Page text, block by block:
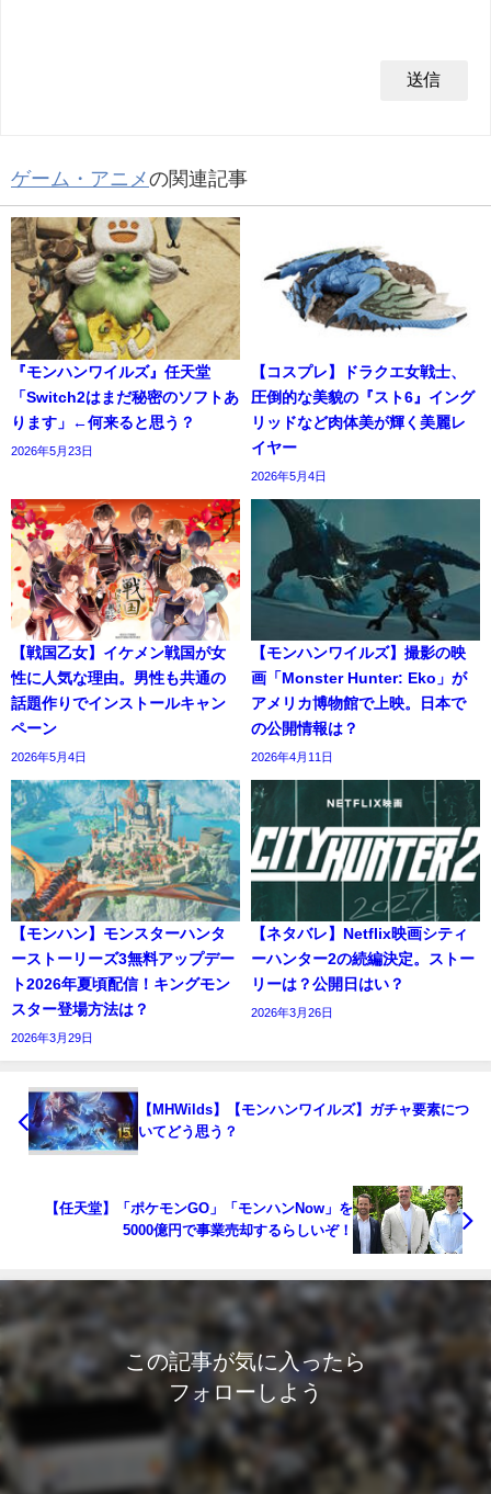
ゲーム・アニメの関連記事
『モンハンワイルズ』任天堂
「Switch2はまだ秘密のソフトあ
ります」←何来ると思う？
2026年5月23日
【コスプレ】ドラクエ女戦士、
圧倒的な美貌の『スト6』イング
リッドなど肉体美が輝く美麗レ
イヤー
2026年5月4日
【戦国乙女】イケメン戦国が女
性に人気な理由。男性も共通の
話題作りでインストールキャン
ペーン
2026年5月4日
【モンハンワイルズ】撮影の映
画「Monster Hunter: Eko」が
アメリカ博物館で上映。日本で
の公開情報は？
2026年4月11日
【モンハン】モンスターハンタ
ーストーリーズ3無料アップデー
ト2026年夏頃配信！キングモン
スター登場方法は？
2026年3月29日
【ネタバレ】Netflix映画シティ
ーハンター2の続編決定。ストー
リーは？公開日はい？
2026年3月26日
【MHWilds】【モンハンワイルズ】ガチャ要素につ
いてどう思う？
【任天堂】「ポケモンGO」「モンハンNow」を
5000億円で事業売却するらしいぞ！
この記事が気に入ったら
フォローしよう